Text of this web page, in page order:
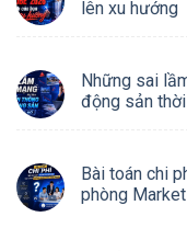
lên xu hướng
Những sai
động sản
Bài toán chi
phòng